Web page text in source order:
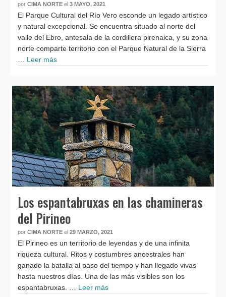
por CIMA NORTE el 3 MAYO, 2021
El Parque Cultural del Río Vero esconde un legado artístico
y natural excepcional. Se encuentra situado al norte del
valle del Ebro, antesala de la cordillera pirenaica, y su zona
norte comparte territorio con el Parque Natural de la Sierra
Leer más
Los espantabruxas en las chamineras
del Pirineo
por CIMA NORTE el 29 MARZO, 2021
El Pirineo es un territorio de leyendas y de una infinita
riqueza cultural. Ritos y costumbres ancestrales han
ganado la batalla al paso del tiempo y han llegado vivas
hasta nuestros días. Una de las más visibles son los
espantabruxas. … Leer más